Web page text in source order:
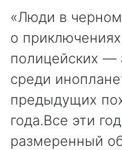
«Люди в
о
полицейских —
среди
предыдущих
года.Все эти
размеренный